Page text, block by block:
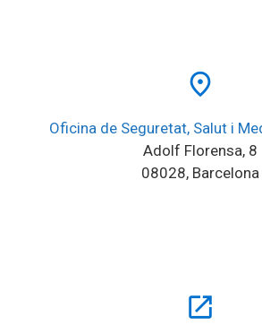
place
Oficina de Seguretat, Salut i
Adolf Florensa, 8
08028, Barcelona
open_in_new